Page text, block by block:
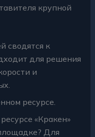
крупной
сводятся к
для решения
и
ресурсе.
«Кракен»
Для